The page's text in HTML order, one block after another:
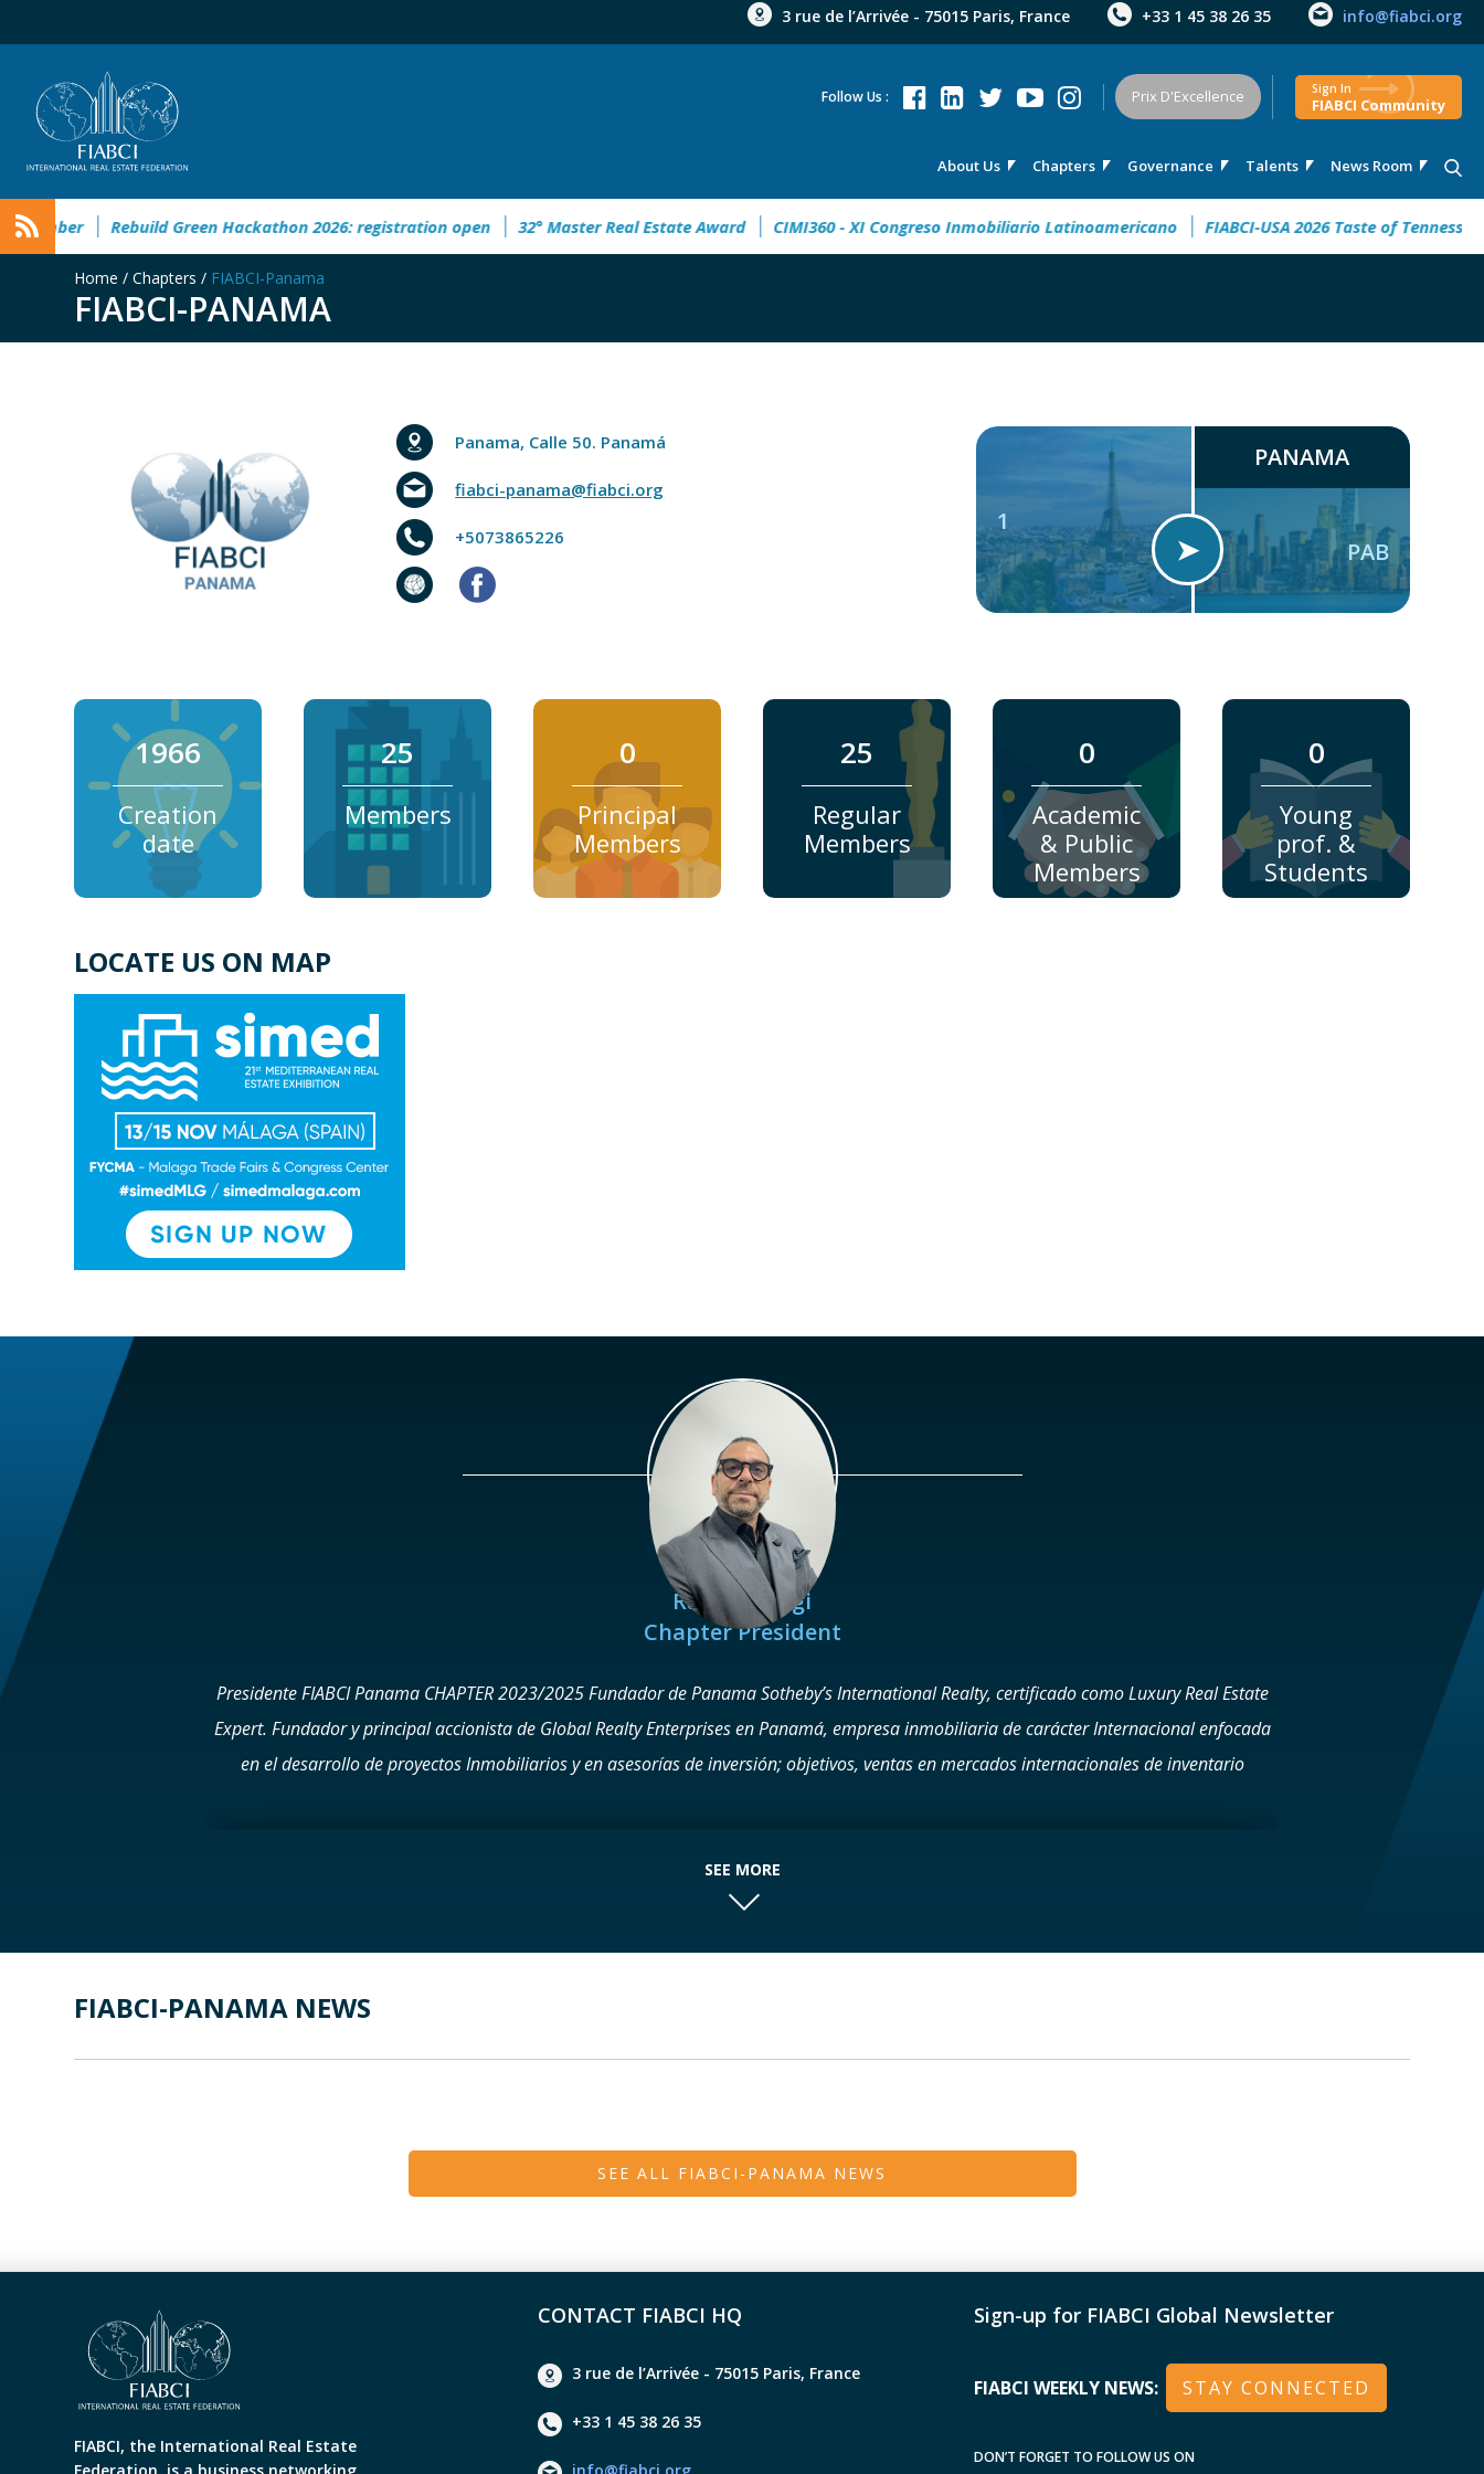
3 rue de l’Arrivée - 75015 Paris, France +33 1 45 38 26 35 info@fiabci.org
About Us Chapters Governance Talents News Room
Follow Us : Prix D'Excellence Sign In
FIABCI Community
Rebuild Green Hackathon 2026: registration open 32° Master Real Estate Award CIMI360 - XI Congreso Inmobiliario Latinoamericano FIABCI-USA 2026 Taste of Tennessee
Home / Chapters / FIABCI-Panama
FIABCI-PANAMA
Panama, Calle 50. Panamá
fiabci-panama@fiabci.org
+5073865226 ➤
1
PANAMA
PAB
1966
Creation
date
25
Members
0
Principal
Members
25
Regular
Members
0
Academic
& Public
Members
0
Young
prof. &
Students
LOCATE US ON MAP
Rafael Gangi
Chapter President
Presidente FIABCI Panama CHAPTER 2023/2025 Fundador de Panama Sotheby’s International Realty, certificado como Luxury Real Estate
Expert. Fundador y principal accionista de Global Realty Enterprises en Panamá, empresa inmobiliaria de carácter Internacional enfocada
en el desarrollo de proyectos Inmobiliarios y en asesorías de inversión; objetivos, ventas en mercados internacionales de inventario
Miembro Certificado Cámara Inmoibiliaria de Venezuela. Miembro CILA , VOCAL Junta directiva 2022/2023 Embajador de CILA ante FIABCI
2024 Certificaciones Internacionales: Certified International Property Specialist (CIPS) Certified Residential Specialist (CRS) Seller
SEE MORE
FIABCI-PANAMA NEWS
SEE ALL FIABCI-PANAMA NEWS
FIABCI, the International Real Estate
CONTACT FIABCI HQ
3 rue de l’Arrivée - 75015 Paris, France
+33 1 45 38 26 35
Sign-up for FIABCI Global Newsletter
FIABCI WEEKLY NEWS: STAY CONNECTED
DON’T FORGET TO FOLLOW US ON